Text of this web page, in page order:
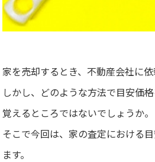
家を売却するとき、不動産会社に
しかし、どのような方法で目安価
覚えるところではないでしょうか。
そこで今回は、家の査定における
ます。